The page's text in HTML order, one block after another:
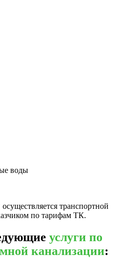
воды
осуществляется транспортной
по тарифам ТК.
услуги по
канализации: